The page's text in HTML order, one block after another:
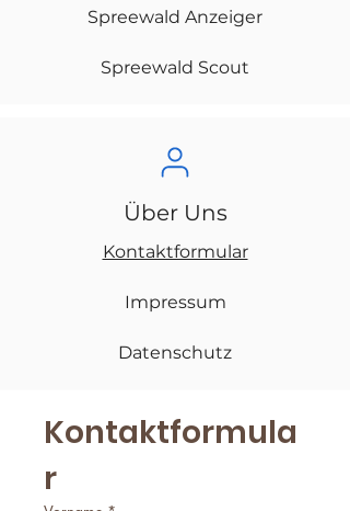
Spreewald Anzeiger
Spreewald Scout
Über Uns
Kontaktformular
Impressum
Datenschutz
Kontaktformula
r